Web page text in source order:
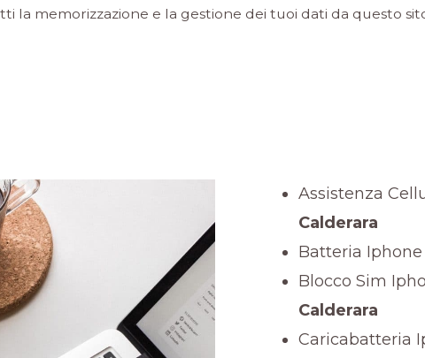
la memorizzazione e la gestione dei tuoi dati da questo
Assistenza
Calderara
Batteria Iphone
Blocco Sim
Calderara
Caricabatteria